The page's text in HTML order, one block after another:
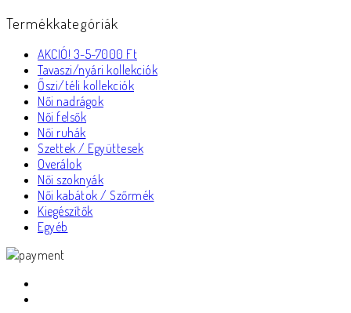
Termékkategóriák
AKCIÓ! 3-5-7000 Ft
Tavaszi/nyári kollekciók
Őszi/téli kollekciók
Női nadrágok
Női felsők
Női ruhák
Szettek / Együttesek
Overálok
Női szoknyák
Női kabátok / Szőrmék
Kiegészítők
Egyéb